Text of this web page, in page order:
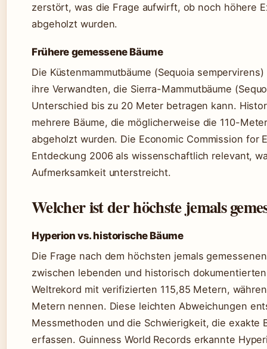
zerstört, was die Frage aufwirft, ob noch höhere
abgeholzt wurden.
Frühere gemessene Bäume
Die Küstenmammutbäume (Sequoia
ihre Verwandten, die Sierra-Mammutbäume
Unterschied bis zu 20 Meter betragen kann.
mehrere Bäume, die möglicherweise die 110-
abgeholzt wurden. Die Economic Commission for
Entdeckung 2006 als wissenschaftlich relevant,
Aufmerksamkeit unterstreicht.
Welcher ist der höchste jemals
Hyperion vs. historische Bäume
Die Frage nach dem höchsten jemals
zwischen lebenden und historisch
Weltrekord mit verifizierten 115,85 Metern,
Metern nennen. Diese leichten Abweichungen
Messmethoden und die Schwierigkeit, die exakte
erfassen. Guinness World Records erkannte